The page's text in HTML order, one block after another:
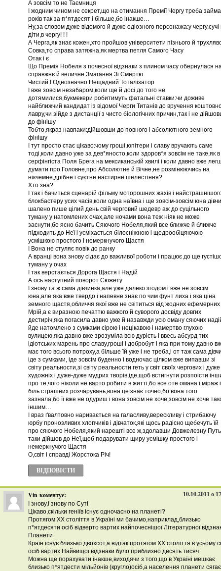
А зовсім то не Таємниця
І жодним чином не секрет,що на отимання Премії Чергу треба
років так за п*ятдесят і більше,бо інакше…
Ну,за словом дуже відомого й дуже одіозного персонажа:у чергу,сучі
діти,в чергу! ! !
А Черга,як знає кожен,хто пройшов університети пізнього й
Совка,то справа затяжна,як мертва петля Самого Часу
Отак і є
Що Премія Нобеля з почесної відзнаки з плином часу обернулася
справжнє й величне Змагання Зі Смертю
Чистий І Однозначно Нещадний Тоталізатор
І вже зовсім незабаром,коли ще й досі до того не
дотямилися,букмекери робитимуть фатальні ставки:чи доживе
найближчий кандидат із відомої Черги Титанів до вручення
лавру,чи зійде з дистанції з чисто біологічних причин,так і не
до фінішу
Тобто,якраз навпаки:дійшовши до повного і абсолютного земного
фінішу
І тут просто стає цікаво:чому гроші,юпітери і славу вручають саме
тоді,коли давно уже за дев*яносто,коли здоров*я зовсім не таке,як в
серфінгіста Поля Брега на мексиканській хвилі і коли давно вже
думати про Головне,про Абсолютне й Вічне,не розмінюючись на
нікчемне,дрібне і суєтне настирне шелестіння?
Хто зна?
І так і бачиться сценарій фільму моторошних жахів і
блокбастеру усих часів,коли одна наївна і ще зовсім-зовсім юна
шалено пише цілий день свій черговий шедевр аж до суцільного
туману у натомлених очах,але ночами вона теж ніяк не може
заснути,бо ясно бачить Сяючого Нобеля,який все ближче й ближче
підходить до Неї і усміхається білосніжною і щедрообіцяючою
усмішкою простого і немеркнучого Щастя
І Вона не стуляє повік до ранку
А вранці вона знову сідає до важливої роботи і працює до ще
туману у очах
І так верстається Дорога Щастя і Надій
А ось наступний поворот Сюжету
І знову та ж сама дівчинка,але уже далеко згодом і вже не зовсім
юна,але яка вже твердо і напевне знає по чим фунт лиха і яка ціна
земного щастя,обличчя якої вже не світиться від жодних ефемерних
Мрій,а є виразною печаттю важкого й суворого досвіду довгих
дестиріч,яка погасила давно уже й назавжди усю оману сяючих
йде натомлено з сумками сірою і нецікавою і намертво глухою
вулицею,яка давно вже зрозуміла всю дурість і ввесь абсурд тих
ідіотських марень про славу,гроші і добробут і яка при тому давно
має того всього потроху,а більше їй уже і не треба,і от таж сама
іде з сумками, іде зовсім буденно і водночас цілком вже випавши зі
світу реальности,зі світу реальности геть у світ своїх чергових і дуже
художніх і дуже-дуже мудрих творів,іде,щоб встигнути розпоісти
про те,чого ніколи не варто робити в житті,бо все оте омана і міраж і
біль страшних розчарувань,вона це знає точно,бо вона того
зазнала,бо її вже не одуриш і вона зовсім не хоче,зовсім не хоче
іншим…
І враз ґвалтовно наривається на галасливу,верескливу і стрибаючу
юрбу пронозливих хлопчиків і дівчаток,які щось радісно щебечуть їй
про сяючого Нобеля,який нарешті все ж,здолавши Довжелезну
таки дійшов до Неї,щоб подарувати щиру усмішку простого і
немеркнучого Щастя
О,світ і справді Жорстока Річ!
ВІДПОВІCТИ
Vin коментує: 10.10.2011 о
І знову,і знову по Суті
Цікаво,скільки геніїв існує одночасно на планеті?
Протягом ХХ століття в Україні ми бачимо,наприклад,близько
п*ятдесяти осіб відверто вартих найпочеснішої Літературної
Планети
Країн існує близько двохсот,а відтак протягом ХХ століття в усьому
осіб вартих Найвищої відзнаки було приблизно десять тисяч
Можна ще порахувати інакше,виходячи з того,що в Україні мешкає
близько п*ятдести мільйонів (кругло)осіб,а населення планети сягає